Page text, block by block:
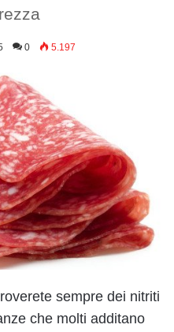
0 5.197
sempre dei nitriti
che molti additano